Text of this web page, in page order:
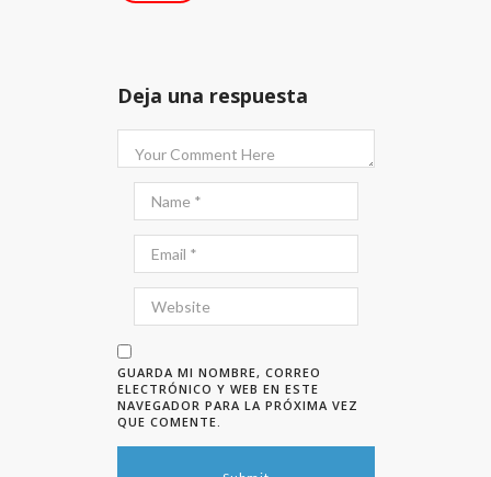
Deja una respuesta
GUARDA MI NOMBRE, CORREO
ELECTRÓNICO Y WEB EN ESTE
NAVEGADOR PARA LA PRÓXIMA VEZ
QUE COMENTE.